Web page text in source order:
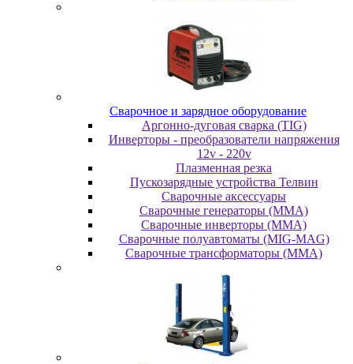
Cвapoчнoe и зарядное оборудование
Аргонно-дуговая сварка (TIG)
Инверторы - преобразователи напряжения
12v - 220v
Плазменная резка
Пускозарядные устройства Телвин
Сварочные аксессуары
Сварочные генераторы (MMA)
Сварочные инверторы (MMA)
Сварочные полуавтоматы (MIG-MAG)
Сварочные трансформаторы (MMA)